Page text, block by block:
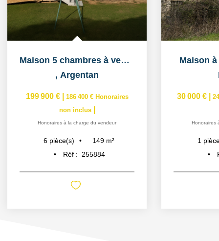
Maison 5 chambres à vendre 61200 Argentan
, Argentan
199 900 € 186 400 € Honoraires
non inclus
Honoraires à la charge du vendeur
6 pièce(s) 149 m²
Réf :
255884
Maison
30 000 €
Honoraires
1